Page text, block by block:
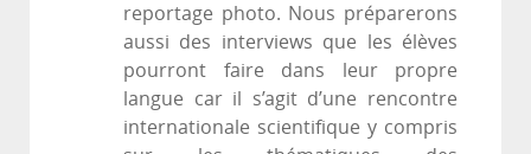
reportage photo. Nous préparerons
aussi des interviews que les élèves
pourront faire dans leur propre
langue car il s’agit d’une rencontre
internationale scientifique y compris